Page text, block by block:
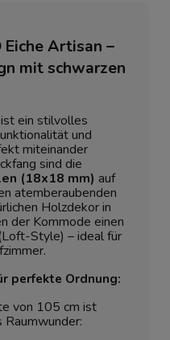
Eiche Artisan –
mit schwarzen
ist ein stilvolles
und
miteinander
sind die
(18x18 mm) auf
atemberaubenden
Holzdekor in
der Kommode einen
Style) – ideal für
perfekte Ordnung:
von 105 cm ist